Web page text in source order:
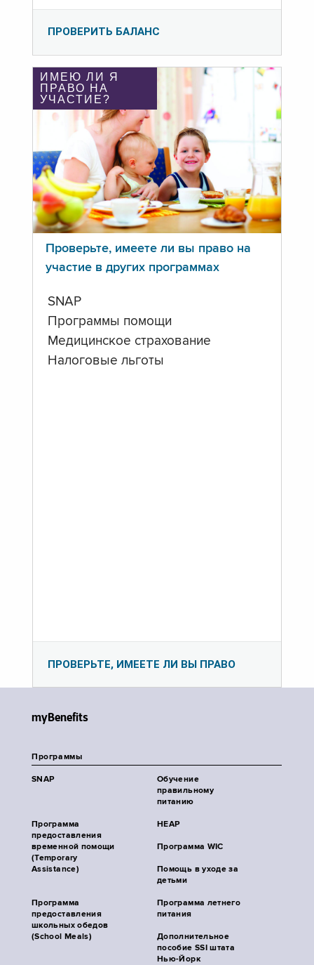
ПРОВЕРИТЬ БАЛАНС
ИМЕЮ ЛИ Я
ПРАВО НА
УЧАСТИЕ?
Проверьте, имеете ли вы право на
участие в других программах
SNAP
Программы помощи
Медицинское страхование
Налоговые льготы
ПРОВЕРЬТЕ, ИМЕЕТЕ ЛИ ВЫ ПРАВО
myBenefits
Программы
SNAP
Обучение
правильному
питанию
Программа
предоставления
временной помощи
(Temporary
Assistance)
HEAP
Программа WIC
Помощь в уходе за
детьми
Программа
предоставления
школьных обедов
(School Meals)
Программа летнего
питания
Дополнительное
пособие SSI штата
Нью-Йорк